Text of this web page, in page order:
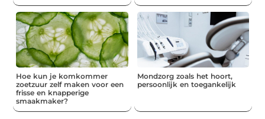
Hoe kun je komkommer
zoetzuur zelf maken voor een
frisse en knapperige
smaakmaker?
Mondzorg zoals het hoort,
persoonlijk en toegankelijk